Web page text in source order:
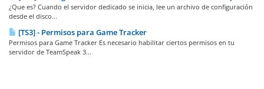
¿Que es? Cuando el servidor dedicado se inicia, lee un archivo de configuración
desde el disco...
[TS3] - Permisos para Game Tracker
Permisos para Game Tracker Es necesario habilitar ciertos permisos en tu
servidor de TeamSpeak 3...